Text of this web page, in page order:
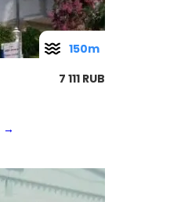
7 111 RUB
→
150m